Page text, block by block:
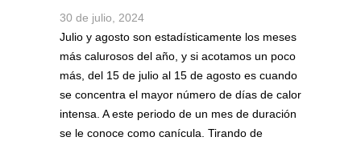
30 de julio, 2024
Julio y agosto son estadísticamente los meses
más calurosos del año, y si acotamos un poco
más, del 15 de julio al 15 de agosto es cuando
se concentra el mayor número de días de calor
intensa. A este periodo de un mes de duración
se le conoce como canícula. Tirando de